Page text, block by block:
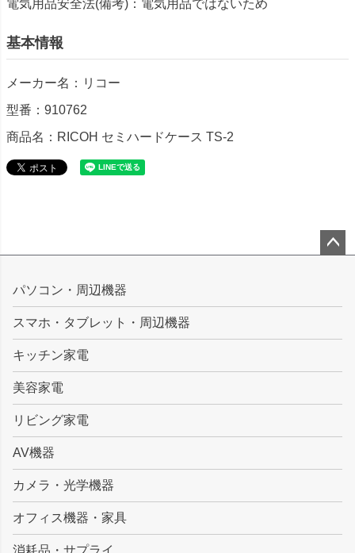
電気用品安全法(備考)：電気用品ではないため
基本情報
メーカー名：リコー
型番：910762
商品名：RICOH セミハードケース TS-2
ップ
パソコン・周辺機器
スマホ・タブレット・周辺機器
キッチン家電
美容家電
リビング家電
AV機器
カメラ・光学機器
オフィス機器・家具
消耗品・サプライ